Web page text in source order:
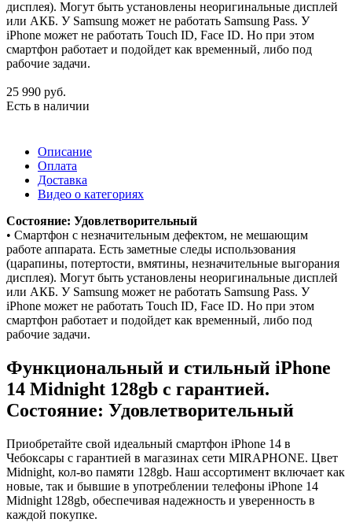
дисплея). Могут быть установлены неоригинальные дисплей
или АКБ. У Samsung может не работать Samsung Pass. У
iPhone может не работать Touch ID, Face ID. Но при этом
смартфон работает и подойдет как временный, либо под
рабочие задачи.
25 990 руб.
Есть в наличии
Описание
Оплата
Доставка
Видео о категориях
Состояние: Удовлетворительный
• Смартфон с незначительным дефектом, не мешающим
работе аппарата. Есть заметные следы использования
(царапины, потертости, вмятины, незначительные выгорания
дисплея). Могут быть установлены неоригинальные дисплей
или АКБ. У Samsung может не работать Samsung Pass. У
iPhone может не работать Touch ID, Face ID. Но при этом
смартфон работает и подойдет как временный, либо под
рабочие задачи.
Функциональный и стильный iPhone
14 Midnight 128gb с гарантией.
Состояние: Удовлетворительный
Приобретайте свой идеальный смартфон iPhone 14 в
Чебоксары с гарантией в магазинах сети MIRAPHONE. Цвет
Midnight, кол-во памяти 128gb. Наш ассортимент включает как
новые, так и бывшие в употреблении телефоны iPhone 14
Midnight 128gb, обеспечивая надежность и уверенность в
каждой покупке.